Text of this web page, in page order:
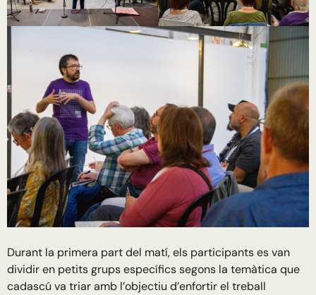
Durant la primera part del matí, els participants es van
dividir en petits grups específics segons la temàtica que
cadascú va triar amb l’objectiu d’enfortir el treball